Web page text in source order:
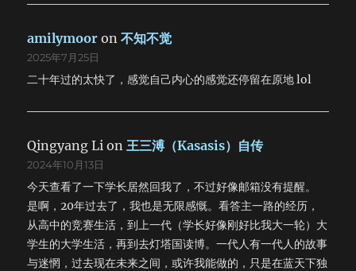
amilymoor on不知不觉
2025年7月25日
二十年过的太快了，感觉自己内心的感觉还停留在原地 lol
Qingyang Li on王三溥（Kasasis）自传
2024年10月13日
今天查看了一下学长居然回我了，不过好像邮箱没有提醒。
是啊，20年过去了，我也是无限感慨。看答主一路的经历，
从高中的竞赛生活，到上一代（学长好像刚好比我大一轮）大
学生的大学生活，再到去灯塔国读博。一代人有一代人的故事
与迷惘，过去现在未来之间，或许我能做的，只是在蓝天下独